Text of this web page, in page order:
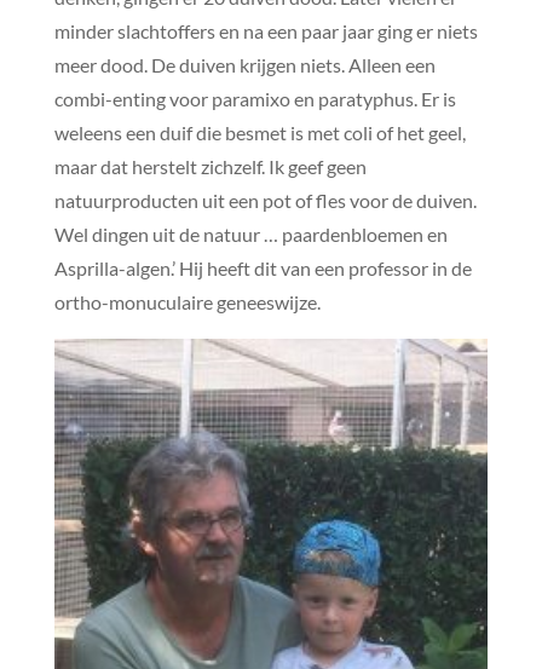
minder slachtoffers en na een paar jaar ging er niets
meer dood. De duiven krijgen niets. Alleen een
combi-enting voor paramixo en paratyphus. Er is
weleens een duif die besmet is met coli of het geel,
maar dat herstelt zichzelf. Ik geef geen
natuurproducten uit een pot of fles voor de duiven.
Wel dingen uit de natuur … paardenbloemen en
Asprilla-algen.’ Hij heeft dit van een professor in de
ortho-monuculaire geneeswijze.